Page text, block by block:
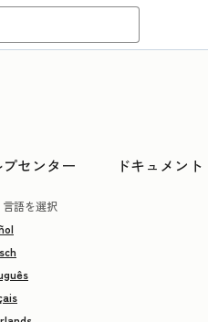
センター ドキュメント
言語を選択